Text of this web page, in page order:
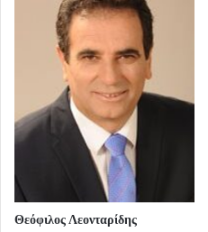
Θεόφιλος Λεονταρίδης